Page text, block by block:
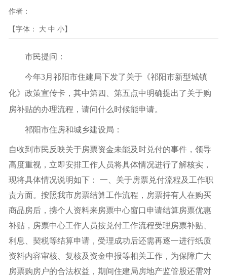
作者：
【字体： 大 中 小】
市民提问：
今年3月祁阳市住建局下发了关于《祁阳市新型城镇
化》政策宣传卡，其中第四、第五点中明确提出了关于购
房补贴的办理流程，请问什么时候能申请。
祁阳市住房和城乡建设局 ：
自收到市民反映关于房票资金未能及时兑付的事件，领导
高度重视，立即安排工作人员将具体情况进行了解核实，
现将具体情况说明如下： 一、关于房票兑付流程及工作职
责方面。按照我市房票结算工作流程，房票持有人在购买
商品房后，携个人资料来房票中心窗口申请结算房票优惠
补贴，房票中心工作人员按兑付工作流程受理房票补贴、
利息、契税等结算申请，受理成功后还需再逐一进行纸质
资料内容审核、复核及资金申报等相关工作，为保障广大
房票购房户的合法权益，期间住建局房地产监管股还需对